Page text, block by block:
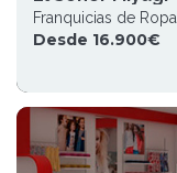
Franquicias de Ropa
Desde 16.900€